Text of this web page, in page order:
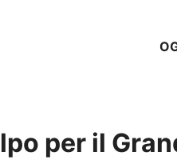
per il